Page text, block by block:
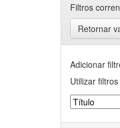
Filtros
Retornar
Adicionar
Utilizar